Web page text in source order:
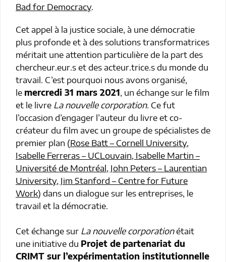
Bad for Democracy.
Cet appel à la justice sociale, à une démocratie
plus profonde et à des solutions transformatrices
méritait une attention particulière de la part des
chercheur.eur.s et des acteur.trice.s du monde du
travail. C’est pourquoi nous avons organisé,
le mercredi 31 mars 2021, un échange sur le film
et le livre La nouvelle corporation. Ce fut
l’occasion d’engager l’auteur du livre et co-
créateur du film avec un groupe de spécialistes de
premier plan (Rose Batt – Cornell University,
Isabelle Ferreras – UCLouvain, Isabelle Martin –
Université de Montréal, John Peters – Laurentian
University, Jim Stanford – Centre for Future
Work) dans un dialogue sur les entreprises, le
travail et la démocratie.
Cet échange sur La nouvelle corporationétait
une initiative du Projet de partenariat du
CRIMT sur l’expérimentation institutionnelle